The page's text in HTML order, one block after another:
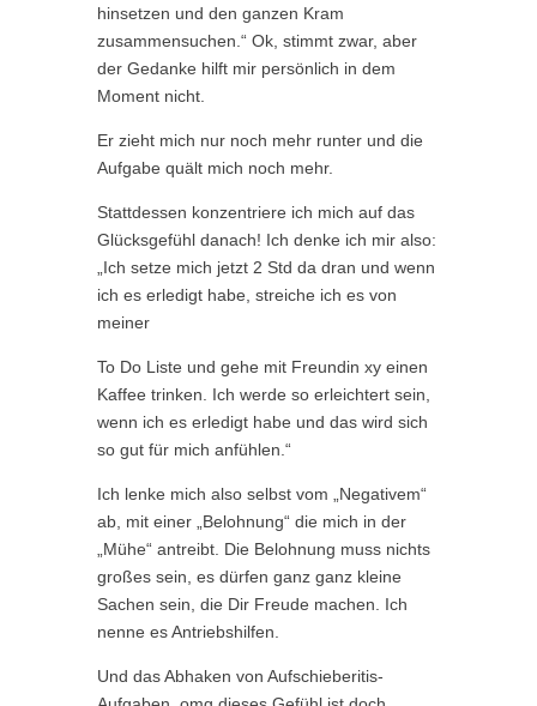
hinsetzen und den ganzen Kram
zusammensuchen.“ Ok, stimmt zwar, aber
der Gedanke hilft mir persönlich in dem
Moment nicht.
Er zieht mich nur noch mehr runter und die
Aufgabe quält mich noch mehr.
Stattdessen konzentriere ich mich auf das
Glücksgefühl danach! Ich denke ich mir also:
„Ich setze mich jetzt 2 Std da dran und wenn
ich es erledigt habe, streiche ich es von
meiner
To Do Liste und gehe mit Freundin xy einen
Kaffee trinken. Ich werde so erleichtert sein,
wenn ich es erledigt habe und das wird sich
so gut für mich anfühlen.“
Ich lenke mich also selbst vom „Negativem“
ab, mit einer „Belohnung“ die mich in der
„Mühe“ antreibt. Die Belohnung muss nichts
großes sein, es dürfen ganz ganz kleine
Sachen sein, die Dir Freude machen. Ich
nenne es Antriebshilfen.
Und das Abhaken von Aufschieberitis-